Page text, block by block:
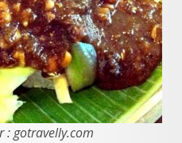
: gotravelly.com